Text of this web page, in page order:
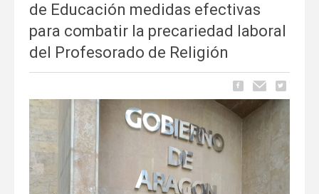
de Educación medidas efectivas
para combatir la precariedad laboral
del Profesorado de Religión